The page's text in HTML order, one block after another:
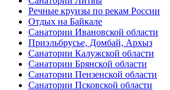
Речные круизы по рекам России
Отдых на Байкале
Санатории Ивановской области
Приэльбрусье, Домбай, Архыз
Санатории Калужской области
Санатории Брянской области
Санатории Пензенской области
Санатории Псковской области